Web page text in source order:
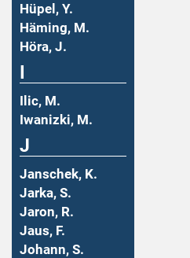
Hüpel, Y.
Häming, M.
Höra, J.
Ilic, M.
Iwanizki, M.
J
Janschek, K.
Jarka, S.
Jaron, R.
Jaus, F.
Johann, S.